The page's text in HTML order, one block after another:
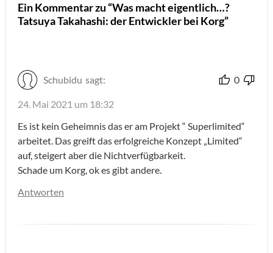
Ein Kommentar zu “Was macht eigentlich…?
Tatsuya Takahashi: der Entwickler bei Korg”
Schubidu sagt: 0
24. Mai 2021 um 18:32
Es ist kein Geheimnis das er am Projekt “ Superlimited“
arbeitet. Das greift das erfolgreiche Konzept „Limited“
auf, steigert aber die Nichtverfügbarkeit.
Schade um Korg, ok es gibt andere.
Antworten